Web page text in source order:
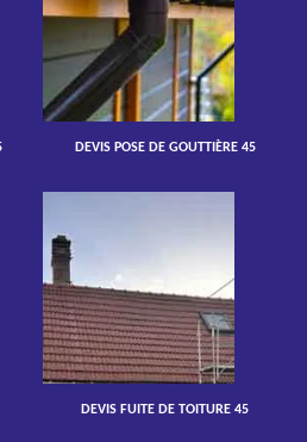
DEVIS POSE DE GOUTTIÈRE 45
DEVIS FUITE DE TOITURE 45